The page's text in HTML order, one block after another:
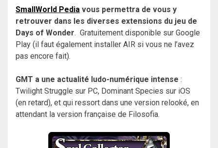
SmallWorld Pedia vous permettra de vous y
retrouver dans les diverses extensions du jeu de
Days of Wonder. Gratuitement disponible sur Google
Play (il faut également installer AIR si vous ne l’avez
pas encore fait).
GMT a une actualité ludo-numérique intense :
Twilight Struggle sur PC, Dominant Species sur iOS
(en retard), et qui ressort dans une version relooké, en
attendant la version française de Filosofia.